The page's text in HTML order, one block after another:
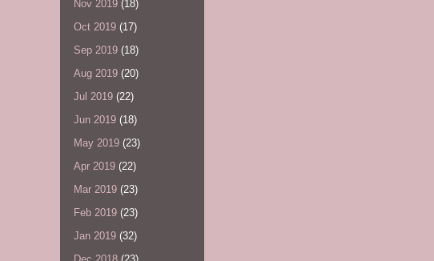
Nov 2019 (18)
Oct 2019 (17)
Sep 2019 (18)
Aug 2019 (20)
Jul 2019 (22)
Jun 2019 (18)
May 2019 (23)
Apr 2019 (22)
Mar 2019 (23)
Feb 2019 (23)
Jan 2019 (32)